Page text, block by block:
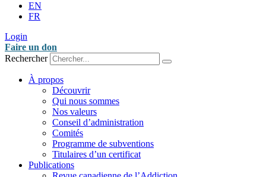
EN
FR
Login
Faire un don
Rechercher
À propos
Découvrir
Qui nous sommes
Nos valeurs
Conseil d’administration
Comités
Programme de subventions
Titulaires d’un certificat
Publications